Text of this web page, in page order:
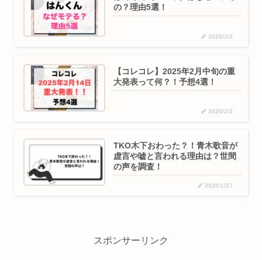
の？理由5選！
2025/2/3
【コレコレ】2025年2月中旬の重
大発表って何？！予想4選！
2025/2/2
TKO木下おわった？！青木歌音が
虚言や嘘と言われる理由は？世間
の声を調査！
2025/1/27
スポンサーリンク